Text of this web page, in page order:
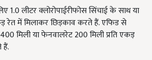
1.0 लीटर क्लोरोपाईरीफोस सिंचाई के साथ या
रेत में मिलाकर छिड़काव करते हैं. एफिड से
मिली या फेनवालरेट 200 मिली प्रति एकड़